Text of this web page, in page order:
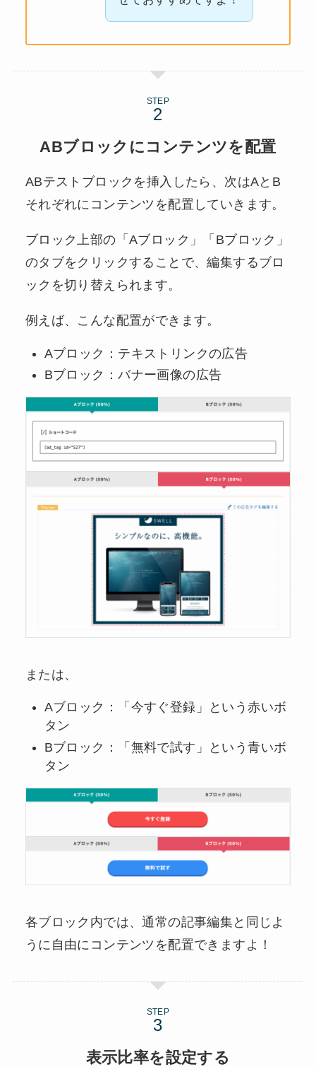
STEP
ABブロックにコンテンツを配置
ABテストブロックを挿入したら、次はAとB
それぞれにコンテンツを配置していきます。
ブロック上部の「Aブロック」「Bブロック」
のタブをクリックすることで、編集するブロ
ックを切り替えられます。
例えば、こんな配置ができます。
Aブロック：テキストリンクの広告
Bブロック：バナー画像の広告
または、
Aブロック：「今すぐ登録」という赤いボ
タン
Bブロック：「無料で試す」という青いボ
タン
各ブロック内では、通常の記事編集と同じよ
うに自由にコンテンツを配置できますよ！
STEP
表示比率を設定する